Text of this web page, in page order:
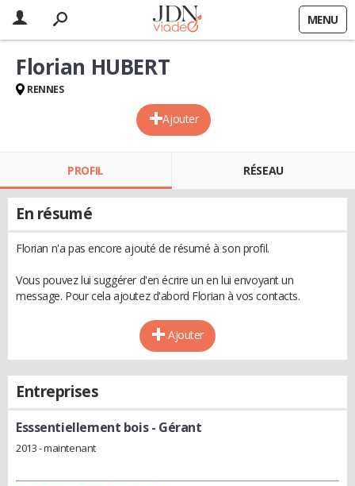
MENU
Ajouter
Florian HUBERT
RENNES
PROFIL RÉSEAU
En résumé
Florian n'a pas encore ajouté de résumé à son profil.
Vous pouvez lui suggérer d'en écrire un en lui envoyant un
message. Pour cela ajoutez d'abord Florian à vos contacts.
Ajouter
Entreprises
Esssentiellement bois- Gérant
2013 - maintenant